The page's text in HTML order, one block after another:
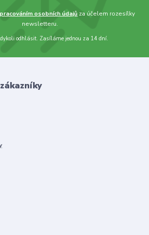
osobních údajů za účelem rozesílky
newsletteru.
odhlásit. Zasíláme jednou za 14 dní.